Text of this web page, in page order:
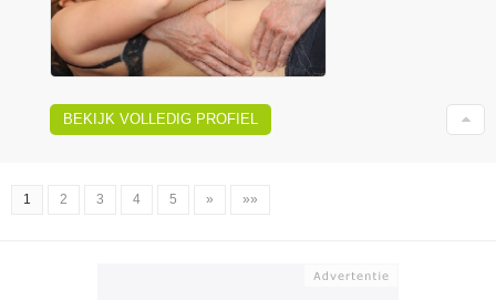
BEKIJK VOLLEDIG PROFIEL
1 2 3 4 5 » »»